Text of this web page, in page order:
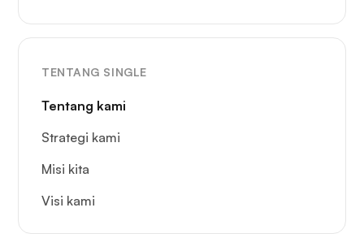
TENTANG SINGLE
Tentang kami
Strategi kami
Misi kita
Visi kami